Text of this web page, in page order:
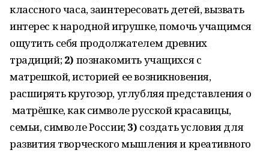
классного часа, заинтересовать детей, вызвать
интерес к народной игрушке, помочь учащимся
ощутить себя продолжателем древних
традиций;2) познакомить учащихся с
матрешкой, историей ее возникновения,
расширять кругозор, углубляя представления о
матрёшке, как символе русской красавицы,
семьи, символе России;3) создать условия для
развития творческого мышления и креативного